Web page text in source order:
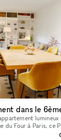
du Four à Paris, ce
qui accueillait